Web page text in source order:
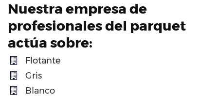
Nuestra empresa de
profesionales del parquet
actúa sobre:
Flotante
Gris
Blanco